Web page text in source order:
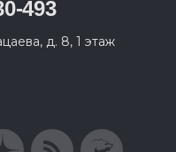
493
д. 8, 1 этаж